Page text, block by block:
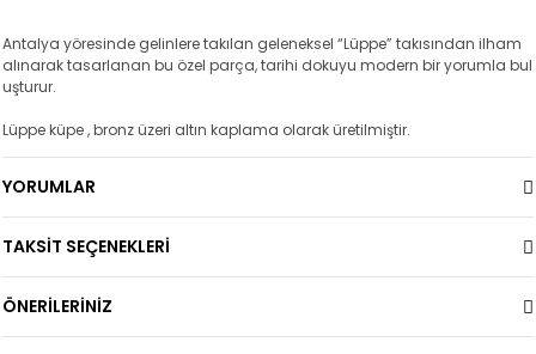
Antalya yöresinde gelinlere takılan geleneksel “Lüppe” takısından ilham
alınarak tasarlanan bu özel parça, tarihi dokuyu modern bir yorumla bul
uşturur.
Lüppe küpe , bronz üzeri altın kaplama olarak üretilmiştir.
YORUMLAR
TAKSİT SEÇENEKLERİ
ÖNERİLERİNİZ